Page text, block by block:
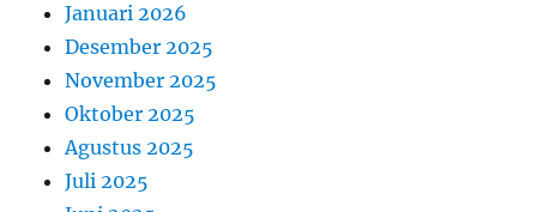
Januari 2026
Desember 2025
November 2025
Oktober 2025
Agustus 2025
Juli 2025